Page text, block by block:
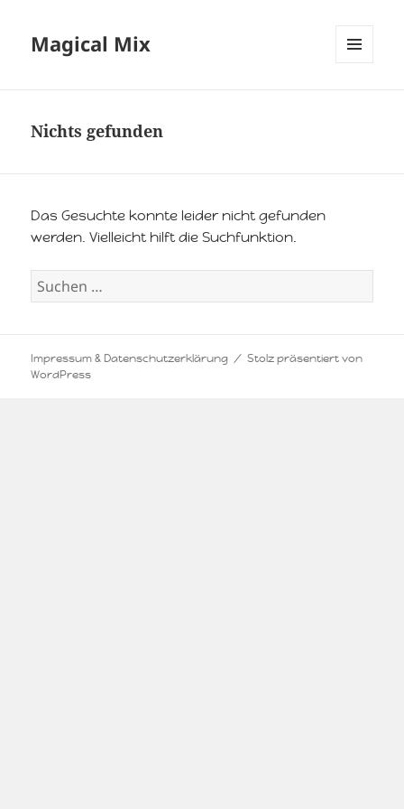
Magical Mix
Nichts gefunden
Das Gesuchte konnte leider nicht gefunden
werden. Vielleicht hilft die Suchfunktion.
Suchen
nach:
Impressum & Datenschutzerklärung
Stolz präsentiert von
WordPress